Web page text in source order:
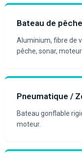
Bateau de pêche
Aluminium, fibre de
pêche, sonar,
Pneumatique /
Bateau gonflable
moteur.